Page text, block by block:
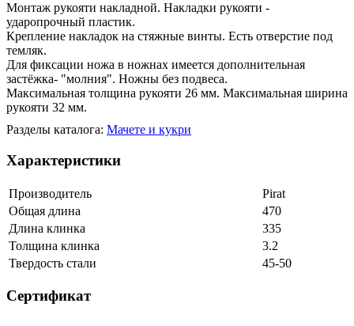
Монтаж рукояти накладной. Накладки рукояти -
ударопрочный пластик.
Крепление накладок на стяжные винты. Есть отверстие под
темляк.
Для фиксации ножа в ножнах имеется дополнительная
застёжка- "молния". Ножны без подвеса.
Максимальная толщина рукояти 26 мм. Максимальная ширина
рукояти 32 мм.
Разделы каталога: Мачете и кукри
Характеристики
Производитель
Pirat
Общая длина
470
Длина клинка
335
Толщина клинка
3.2
Твердость стали
45-50
Сертификат